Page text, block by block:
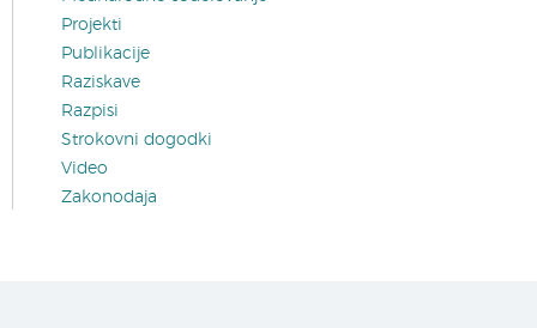
Projekti
Publikacije
Raziskave
Razpisi
Strokovni dogodki
Video
Zakonodaja